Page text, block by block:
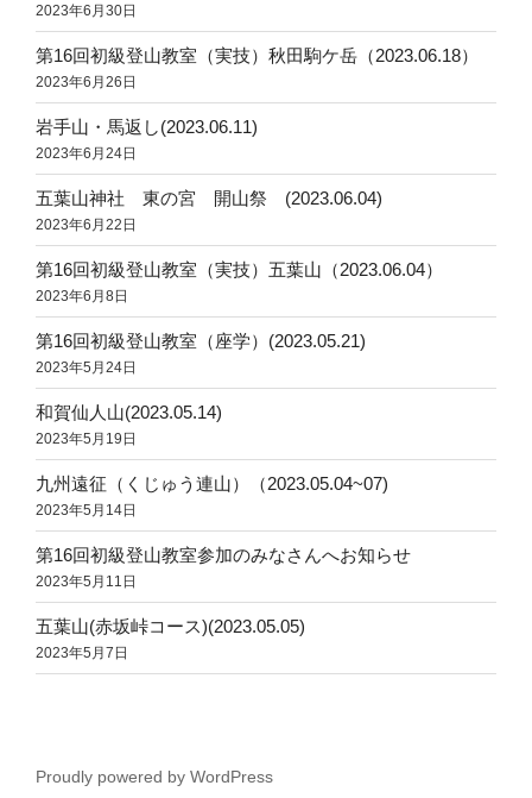
2023年6月30日
第16回初級登山教室（実技）秋田駒ケ岳（2023.06.18）
2023年6月26日
岩手山・馬返し(2023.06.11)
2023年6月24日
五葉山神社 東の宮 開山祭 (2023.06.04)
2023年6月22日
第16回初級登山教室（実技）五葉山（2023.06.04）
2023年6月8日
第16回初級登山教室（座学）(2023.05.21)
2023年5月24日
和賀仙人山(2023.05.14)
2023年5月19日
九州遠征（くじゅう連山）（2023.05.04~07)
2023年5月14日
第16回初級登山教室参加のみなさんへお知らせ
2023年5月11日
五葉山(赤坂峠コース)(2023.05.05)
2023年5月7日
Proudly powered by WordPress